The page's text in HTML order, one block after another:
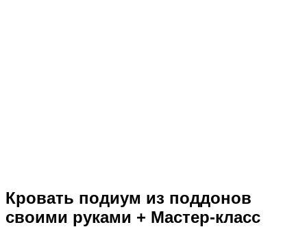
Кровать подиум из поддонов
своими руками + Мастер-класс